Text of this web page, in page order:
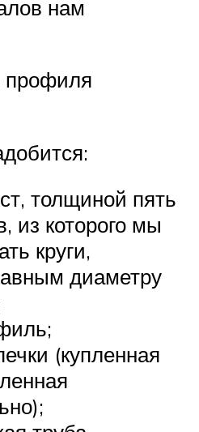
нам
профиля
толщиной пять
из которого мы
круги,
диаметру
(купленная